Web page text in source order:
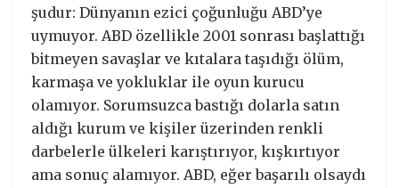
şudur: Dünyanın ezici çoğunluğu ABD’ye
uymuyor. ABD özellikle 2001 sonrası başlattığı
bitmeyen savaşlar ve kıtalara taşıdığı ölüm,
karmaşa ve yokluklar ile oyun kurucu
olamıyor. Sorumsuzca bastığı dolarla satın
aldığı kurum ve kişiler üzerinden renkli
darbelerle ülkeleri karıştırıyor, kışkırtıyor
ama sonuç alamıyor. ABD, eğer başarılı olsaydı